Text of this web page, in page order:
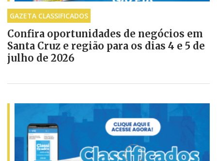
GAZETA CLASSIFICADOS
Confira oportunidades de negócios em
Santa Cruz e região para os dias 4 e 5 de
julho de 2026